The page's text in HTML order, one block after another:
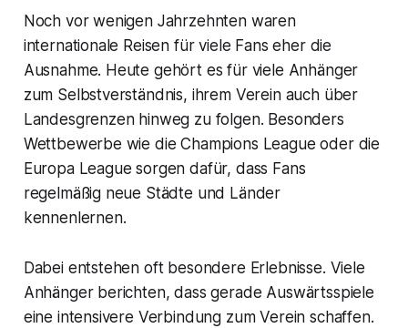
Noch vor wenigen Jahrzehnten waren
internationale Reisen für viele Fans eher die
Ausnahme. Heute gehört es für viele Anhänger
zum Selbstverständnis, ihrem Verein auch über
Landesgrenzen hinweg zu folgen. Besonders
Wettbewerbe wie die Champions League oder die
Europa League sorgen dafür, dass Fans
regelmäßig neue Städte und Länder
kennenlernen.
Dabei entstehen oft besondere Erlebnisse. Viele
Anhänger berichten, dass gerade Auswärtsspiele
eine intensivere Verbindung zum Verein schaffen.